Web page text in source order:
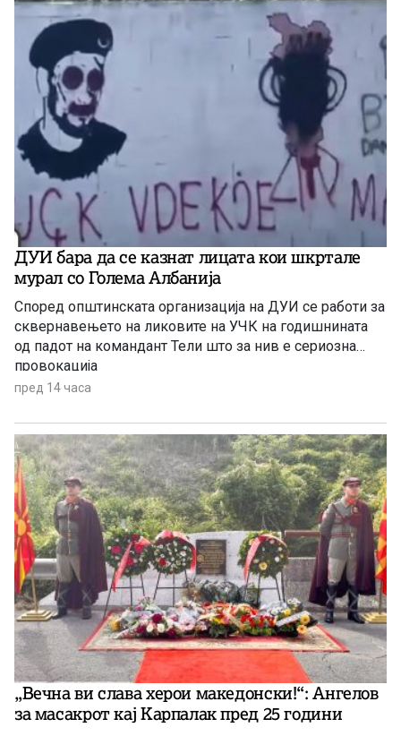
ДУИ бара да се казнат лицата кои шкртале
мурал со Голема Албанија
Според општинската организација на ДУИ се работи за
сквернавењето на ликовите на УЧК на годишнината
од падот на командант Тели што за нив е сериозна
провокација
пред 14 часа
„Вечна ви слава херои македонски!“: Ангелов
за масакрот кај Карпалак пред 25 години